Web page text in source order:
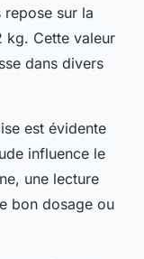
sur la
kg. Cette valeur
dans divers
est évidente
influence le
une lecture
bon dosage ou